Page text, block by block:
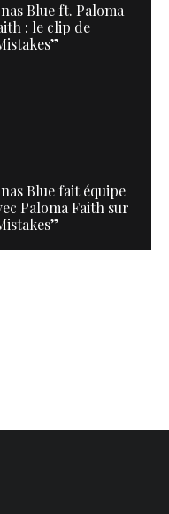
Blue ft. Paloma
: le clip de
Blue fait équipe
Paloma Faith sur